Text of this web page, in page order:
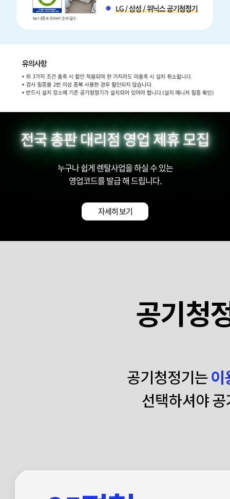
전국 총판 대리점 영업 제휴 모집
누구나 쉽게 렌탈사업을 하실 수 있는
영업코드를 발급 해 드립니다.
자세히 보기